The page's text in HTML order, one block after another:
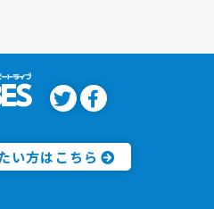
い方はこちら